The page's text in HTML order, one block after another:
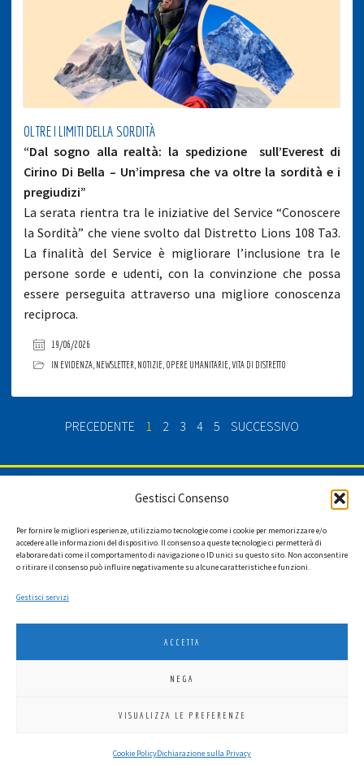
Gestisci Consenso
Per fornire le migliori esperienze, utilizziamo tecnologie come i cookie per memorizzare e/o
accedere alle informazioni del dispositivo. Il consenso a queste tecnologie ci permetterà di
elaborare dati come il comportamento di navigazione o ID unici su questo sito. Non acconsentire
o ritirare il consenso può influire negativamente su alcune caratteristiche e funzioni.
Gestisci servizi
ACCETTA
NEGA
VISUALIZZA LE PREFERENZE
Cookie PolicyDichiarazione sulla Privacy
OLTRE I LIMITI DELLA SORDITÀ
“Dal sogno alla realtà: la spedizione sull’Everest di
Cirino Di Bella – Un’impresa che va oltre la sordità e i
pregiudizi”
La serata rientra tra le iniziative del Service “Conoscere
la Sordità” che viene svolto dal Distretto Lions 108 Ta3.
La finalità del Service è migliorare l’inclusione tra le
persone sorde e udenti, con la convinzione che possa
essere perseguita attraverso una migliore conoscenza
reciproca.
19/06/2026
IN EVIDENZA NEWSLETTER NOTIZIE OPERE UMANITARIE ,VITA DI DISTRETTO
PRECEDENTE 1 2 3 4 5 SUCCESSIVO
Ho letto l'informativa privacy e acconsento a ricevere via e-mail la
newsletter contenente aggiornamenti su attività, iniziative ed eventi
LIONS INTERNATIONAL DISTRETTO 108 TA 3